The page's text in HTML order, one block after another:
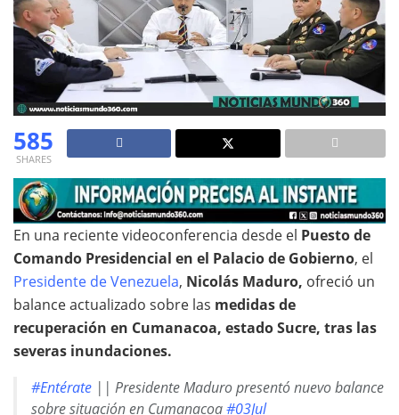
585
SHARES
En una reciente videoconferencia desde el Puesto de
Comando Presidencial en el Palacio de Gobierno, el
Presidente de Venezuela, Nicolás Maduro, ofreció un
balance actualizado sobre las medidas de
recuperación en Cumanacoa, estado Sucre, tras las
severas inundaciones.
#Entérate || Presidente Maduro presentó nuevo balance
sobre situación en Cumanacoa#03Jul